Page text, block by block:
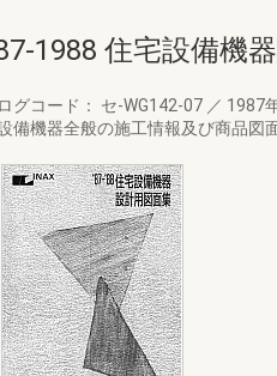
1988 住宅設備機
グコード： セ-WG142-07 ／ 1987
備機器全般の施工情報及び商品図